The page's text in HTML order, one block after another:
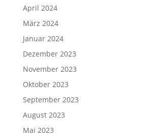
April 2024
März 2024
Januar 2024
Dezember 2023
November 2023
Oktober 2023
September 2023
August 2023
Mai 2023